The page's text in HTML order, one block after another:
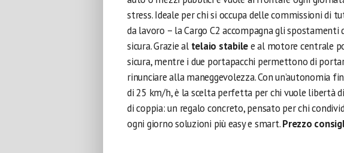
stress. Ideale per chi si occupa delle commissioni di
da lavoro – la Cargo C2 accompagna gli spostamenti
sicura. Grazie al telaio stabilee al motore centrale
sicura, mentre i due portapacchi permettono di
rinunciare alla maneggevolezza. Con un’autonomia
di 25 km/h, è la scelta perfetta per chi vuole libertà
di coppia: un regalo concreto, pensato per chi
ogni giorno soluzioni più easy e smart.Prezzo